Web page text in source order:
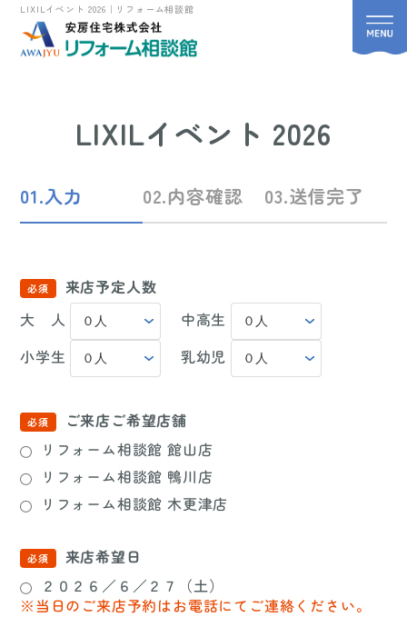
LIXILイベント 2026｜リフォーム相談館
LIXILイベント 2026
01.入力 02.内容確認 03.送信完了
来店予定人数
大 人 中高生
小学生 乳幼児
ご来店ご希望店舗
リフォーム相談館 館山店
リフォーム相談館 鴨川店
リフォーム相談館 木更津店
来店希望日
２０２６／６／２７（土）
※当日のご来店予約はお電話にてご連絡ください。